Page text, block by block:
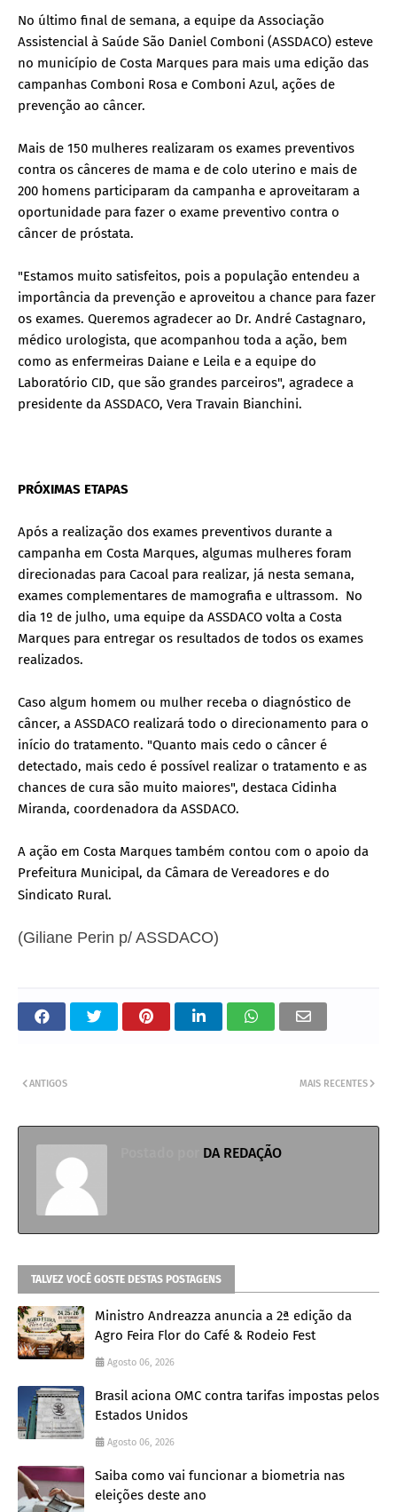
No último final de semana, a equipe da Associação
Assistencial à Saúde São Daniel Comboni (ASSDACO) esteve
no município de Costa Marques para mais uma edição das
campanhas Comboni Rosa e Comboni Azul, ações de
prevenção ao câncer.
Mais de 150 mulheres realizaram os exames preventivos
contra os cânceres de mama e de colo uterino e mais de
200 homens participaram da campanha e aproveitaram a
oportunidade para fazer o exame preventivo contra o
câncer de próstata.
"Estamos muito satisfeitos, pois a população entendeu a
importância da prevenção e aproveitou a chance para fazer
os exames. Queremos agradecer ao Dr. André Castagnaro,
médico urologista, que acompanhou toda a ação, bem
como as enfermeiras Daiane e Leila e a equipe do
Laboratório CID, que são grandes parceiros", agradece a
presidente da ASSDACO, Vera Travain Bianchini.
PRÓXIMAS ETAPAS
Após a realização dos exames preventivos durante a
campanha em Costa Marques, algumas mulheres foram
direcionadas para Cacoal para realizar, já nesta semana,
exames complementares de mamografia e ultrassom. No
dia 1º de julho, uma equipe da ASSDACO volta a Costa
Marques para entregar os resultados de todos os exames
realizados.
Caso algum homem ou mulher receba o diagnóstico de
câncer, a ASSDACO realizará todo o direcionamento para o
início do tratamento. "Quanto mais cedo o câncer é
detectado, mais cedo é possível realizar o tratamento e as
chances de cura são muito maiores", destaca Cidinha
Miranda, coordenadora da ASSDACO.
A ação em Costa Marques também contou com o apoio da
Prefeitura Municipal, da Câmara de Vereadores e do
Sindicato Rural.
(Giliane Perin p/ ASSDACO)
MAIS RECENTES
ANTIGOS
DA REDAÇÃO
TALVEZ VOCÊ GOSTE DESTAS POSTAGENS
Ministro Andreazza anuncia a 2ª edição da
Agro Feira Flor do Café & Rodeio Fest
Agosto 06, 2026
Brasil aciona OMC contra tarifas impostas pelos
Estados Unidos
Agosto 06, 2026
Saiba como vai funcionar a biometria nas
eleições deste ano